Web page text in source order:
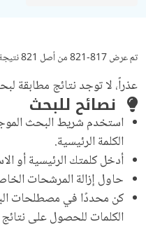
تم عرض 817-821 من أصل 821 نتيجة.
عذراً، لا توجد نتائج مطابقة
نصائح للبحث
استخدم شريط البحث
الكلمة الرئيسية.
أدخل كلمتك الرئيسية أو
حاول إزالة المرشحات
كن محددًا في مصطلحات
الكلمات للحصول على